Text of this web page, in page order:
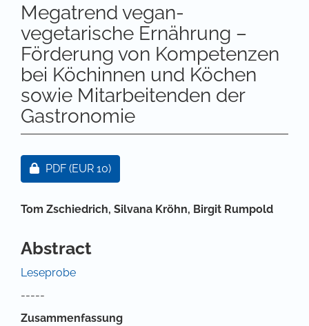
Megatrend vegan-
vegetarische Ernährung –
Förderung von Kompetenzen
bei Köchinnen und Köchen
sowie Mitarbeitenden der
Gastronomie
Artikel-Sidebar
Zugang für Abonnent/innen oder durch Zahlung
PDF (EUR 10)
Hauptsächlicher Artikelinhalt
Tom Zschiedrich, Silvana Kröhn, Birgit Rumpold
Abstract
Leseprobe
-----
Zusammenfassung